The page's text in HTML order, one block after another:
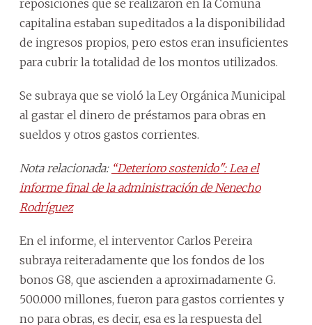
reposiciones que se realizaron en la Comuna
capitalina estaban supeditados a la disponibilidad
de ingresos propios, pero estos eran insuficientes
para cubrir la totalidad de los montos utilizados.
Se subraya que se violó la Ley Orgánica Municipal
al gastar el dinero de préstamos para obras en
sueldos y otros gastos corrientes.
Nota relacionada: “Deterioro sostenido": Lea el
informe final de la administración de Nenecho
Rodríguez
En el informe, el interventor Carlos Pereira
subraya reiteradamente que los fondos de los
bonos G8, que ascienden a aproximadamente G.
500.000 millones, fueron para gastos corrientes y
no para obras, es decir, esa es la respuesta del